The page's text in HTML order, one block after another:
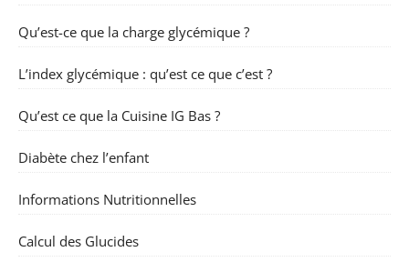
Qu’est-ce que la charge glycémique ?
L’index glycémique : qu’est ce que c’est ?
Qu’est ce que la Cuisine IG Bas ?
Diabète chez l’enfant
Informations Nutritionnelles
Calcul des Glucides